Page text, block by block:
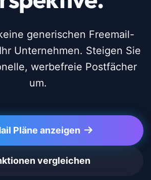
generischen Freemail-
Unternehmen. Steigen Sie
werbefreie Postfächer
um.
Pläne anzeigen
vergleichen